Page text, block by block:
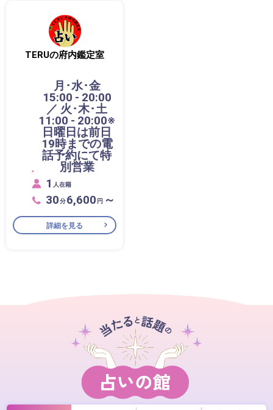
TERUの府内鑑定室
月･水･金
15:00 - 20:00
／ 火･木･土
11:00 - 20:00※
日曜日は前日
19時までの電
話予約にて特
別営業
1 人在籍
30分6,600 円 ～
詳細を見る